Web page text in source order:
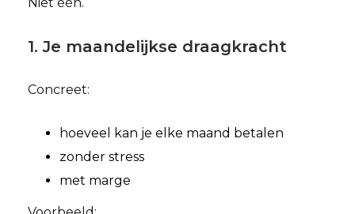
1. Je maandelijkse draagkracht
Concreet:
hoeveel kan je elke maand betalen
zonder stress
met marge